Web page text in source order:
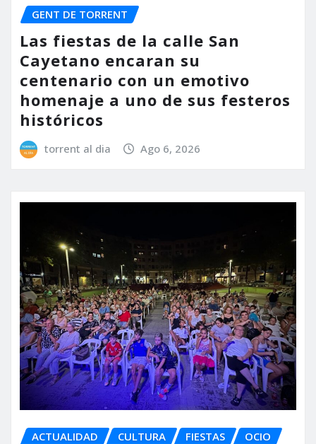
GENT DE TORRENT
Las fiestas de la calle San
Cayetano encaran su
centenario con un emotivo
homenaje a uno de sus festeros
históricos
torrent al dia Ago 6, 2026
ACTUALIDAD CULTURA FIESTAS OCIO